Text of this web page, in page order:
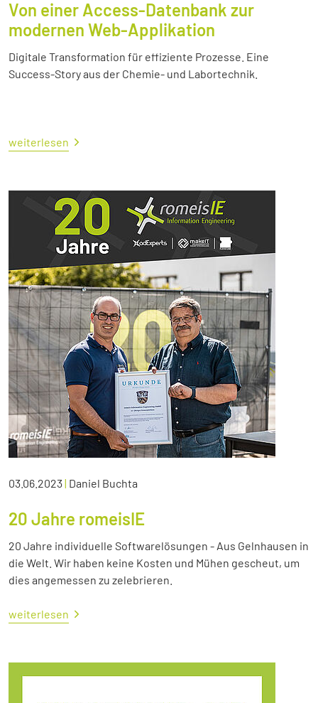
Von einer Access-Datenbank zur
modernen Web-Applikation
Digitale Transformation für effiziente Prozesse. Eine
Success-Story aus der Chemie- und Labortechnik.
weiterlesen
03.06.2023| Daniel Buchta
20 Jahre romeisIE
20 Jahre individuelle Softwarelösungen - Aus Gelnhausen in
die Welt. Wir haben keine Kosten und Mühen gescheut, um
dies angemessen zu zelebrieren.
weiterlesen